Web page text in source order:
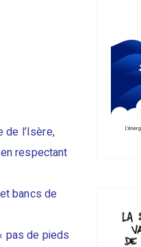
de l’Isère,
respectant
bancs de
pas de pieds